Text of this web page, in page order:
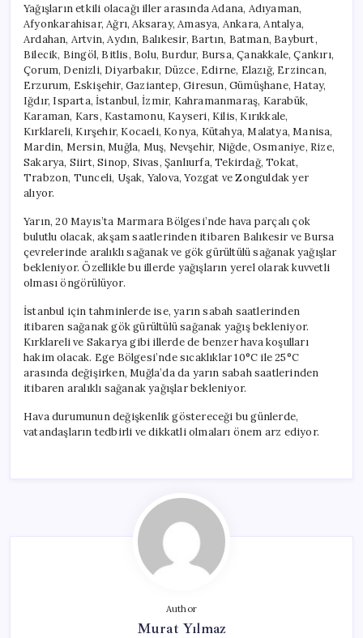
Yağışların etkili olacağı iller arasında Adana, Adıyaman,
Afyonkarahisar, Ağrı, Aksaray, Amasya, Ankara, Antalya,
Ardahan, Artvin, Aydın, Balıkesir, Bartın, Batman, Bayburt,
Bilecik, Bingöl, Bitlis, Bolu, Burdur, Bursa, Çanakkale, Çankırı,
Çorum, Denizli, Diyarbakır, Düzce, Edirne, Elazığ, Erzincan,
Erzurum, Eskişehir, Gaziantep, Giresun, Gümüşhane, Hatay,
Iğdır, Isparta, İstanbul, İzmir, Kahramanmaraş, Karabük,
Karaman, Kars, Kastamonu, Kayseri, Kilis, Kırıkkale,
Kırklareli, Kırşehir, Kocaeli, Konya, Kütahya, Malatya, Manisa,
Mardin, Mersin, Muğla, Muş, Nevşehir, Niğde, Osmaniye, Rize,
Sakarya, Siirt, Sinop, Sivas, Şanlıurfa, Tekirdağ, Tokat,
Trabzon, Tunceli, Uşak, Yalova, Yozgat ve Zonguldak yer
alıyor.
Yarın, 20 Mayıs’ta Marmara Bölgesi’nde hava parçalı çok
bulutlu olacak, akşam saatlerinden itibaren Balıkesir ve Bursa
çevrelerinde aralıklı sağanak ve gök gürültülü sağanak yağışlar
bekleniyor. Özellikle bu illerde yağışların yerel olarak kuvvetli
olması öngörülüyor.
İstanbul için tahminlerde ise, yarın sabah saatlerinden
itibaren sağanak gök gürültülü sağanak yağış bekleniyor.
Kırklareli ve Sakarya gibi illerde de benzer hava koşulları
hakim olacak. Ege Bölgesi’nde sıcaklıklar 10°C ile 25°C
arasında değişirken, Muğla’da da yarın sabah saatlerinden
itibaren aralıklı sağanak yağışlar bekleniyor.
Hava durumunun değişkenlik göstereceği bu günlerde,
vatandaşların tedbirli ve dikkatli olmaları önem arz ediyor.
Author
Murat Yılmaz